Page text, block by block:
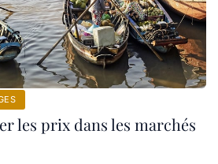
les prix dans les marchés